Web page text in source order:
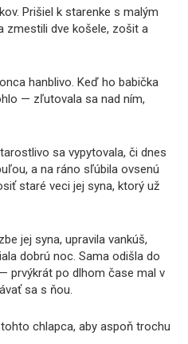
Prišiel k starenke s malým
zmestili dve košele, zošit a
hanblivo. Keď ho babička
— zľutovala sa nad ním,
sa vypytovala, či dnes
a na ráno sľúbila ovsenú
staré veci jej syna, ktorý už
jej syna, upravila vankúš,
dobrú noc. Sama odišla do
prvýkrát po dlhom čase mal v
sa s ňou.
chlapca, aby aspoň trochu